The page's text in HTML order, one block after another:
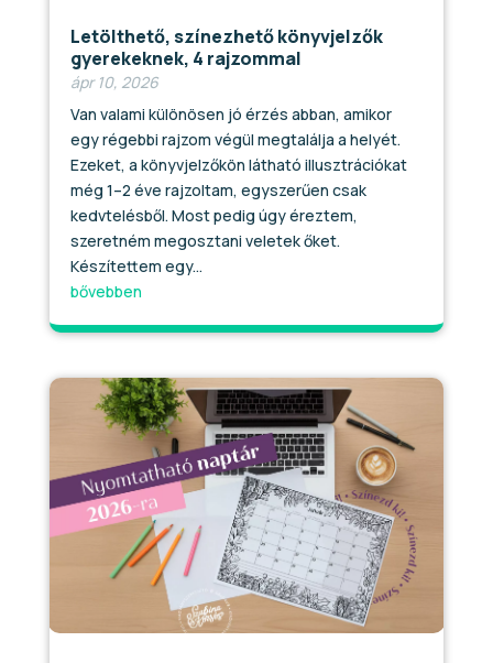
Letölthető, színezhető könyvjelzők
gyerekeknek, 4 rajzommal
ápr 10, 2026
Van valami különösen jó érzés abban, amikor
egy régebbi rajzom végül megtalálja a helyét.
Ezeket, a könyvjelzőkön látható illusztrációkat
még 1–2 éve rajzoltam, egyszerűen csak
kedvtelésből. Most pedig úgy éreztem,
szeretném megosztani veletek őket.
Készítettem egy...
bővebben